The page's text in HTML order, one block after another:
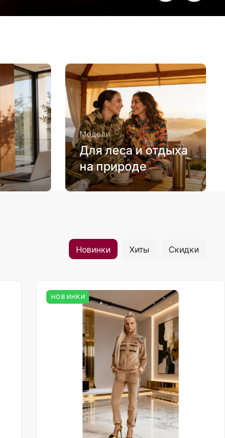
Модели
Для леса и отдыха
на природе
Новинки Хиты Скидки
НОВИНКИ